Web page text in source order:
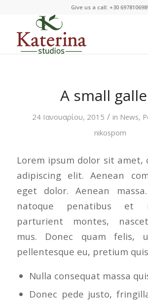
Give us a call: +30
A small
24 Ιανουαρίου, 2015 / in News,
nikospom
Lorem ipsum dolor sit amet,
adipiscing elit. Aenean
eget dolor. Aenean
natoque penatibus et
parturient montes,
mus. Donec quam felis,
pellentesque eu, pretium
Nulla consequat massa
Donec pede justo,